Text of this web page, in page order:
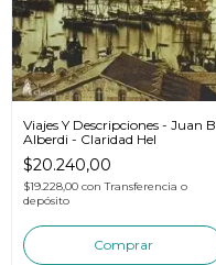
Viajes Y Descripciones - Juan B.
Alberdi - Claridad Hel
$20.240,00
$19.228,00 con Transferencia o
depósito